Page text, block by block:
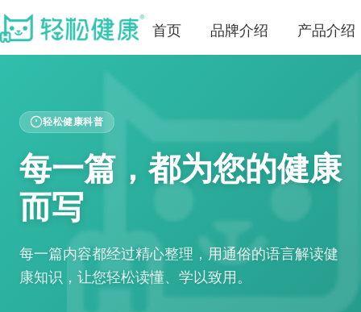
首页 品牌介绍 产品介绍
轻松健康科普
每一篇，都为您的健康
而写
每一篇内容都经过精心整理，用通俗的语言解读健
康知识，让您轻松读懂、学以致用。